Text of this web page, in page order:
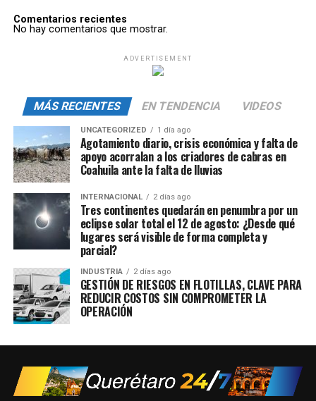
Comentarios recientes
No hay comentarios que mostrar.
ADVERTISEMENT
MÁS RECIENTES EN TENDENCIA VIDEOS
UNCATEGORIZED 1 día ago
Agotamiento diario, crisis económica y falta de
apoyo acorralan a los criadores de cabras en
Coahuila ante la falta de lluvias
INTERNACIONAL 2 días ago
Tres continentes quedarán en penumbra por un
eclipse solar total el 12 de agosto: ¿Desde qué
lugares será visible de forma completa y
parcial?
INDUSTRIA 2 días ago
GESTIÓN DE RIESGOS EN FLOTILLAS, CLAVE PARA
REDUCIR COSTOS SIN COMPROMETER LA
OPERACIÓN